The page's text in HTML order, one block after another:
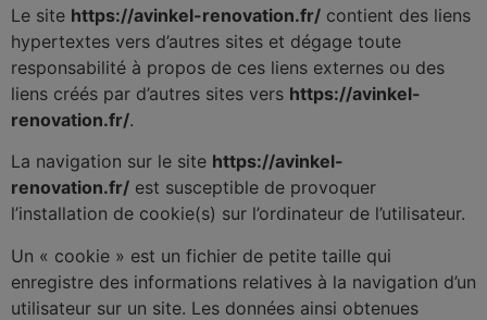
Le site https://avinkel-renovation.fr/ contient des liens
hypertextes vers d’autres sites et dégage toute
responsabilité à propos de ces liens externes ou des
liens créés par d’autres sites vers https://avinkel-
renovation.fr/.
La navigation sur le site https://avinkel-
renovation.fr/ est susceptible de provoquer
l’installation de cookie(s) sur l’ordinateur de l’utilisateur.
Un « cookie » est un fichier de petite taille qui
enregistre des informations relatives à la navigation d’un
utilisateur sur un site. Les données ainsi obtenues